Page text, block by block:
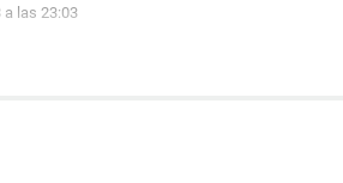
a las 23:03